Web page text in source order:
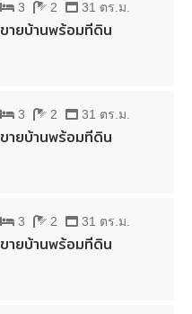
3 2 31 ตร.ม.
ขายบ้านพร้อมที่ดิน
3 2 31 ตร.ม.
ขายบ้านพร้อมที่ดิน
3 2 31 ตร.ม.
ขายบ้านพร้อมที่ดิน